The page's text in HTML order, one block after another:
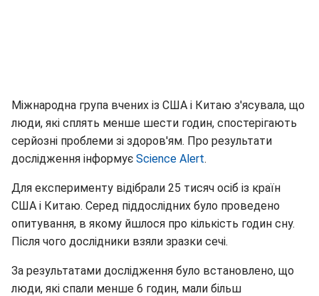
Міжнародна група вчених із США і Китаю з'ясувала, що
люди, які сплять менше шести годин, спостерігають
серйозні проблеми зі здоров'ям. Про результати
дослідження інформує Science Alert.
Для експерименту відібрали 25 тисяч осіб із країн
США і Китаю. Серед піддослідних було проведено
опитування, в якому йшлося про кількість годин сну.
Після чого дослідники взяли зразки сечі.
За результатами дослідження було встановлено, що
люди, які спали менше 6 годин, мали більш